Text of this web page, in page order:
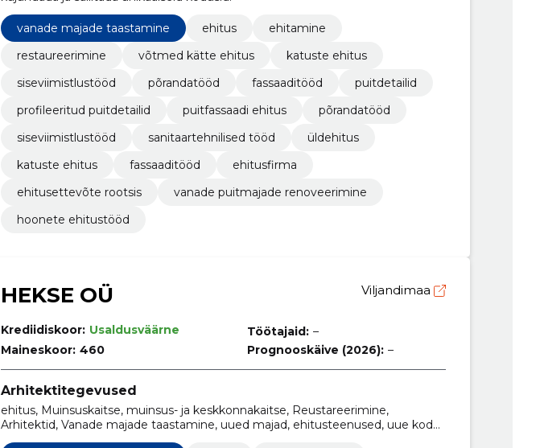
vanade majade taastamine ehitus
ehitamine
restaureerimine
võtmed kätte ehitus
katuste ehitus
siseviimistlustööd
põrandatööd fassaaditööd
puitdetailid
profileeritud puitdetailid
puitfassaadi ehitus
põrandatööd
siseviimistlustööd
sanitaartehnilised tööd
üldehitus
katuste ehitus
fassaaditööd
ehitusfirma
ehitusettevõte rootsis
vanade puitmajade renoveerimine
hoonete ehitustööd
HEKSE OÜ Viljandimaa
Krediidiskoor: Usaldusväärne
Maineskoor: 460
Töötajaid: –
Prognooskäive (2026): –
Arhitektitegevused
ehitus, Muinsuskaitse, muinsus- ja keskkonnakaitse, Reustareerimine,
Arhitektid, Vanade majade taastamine, uued majad, ehitusteenused, uue kodu
ehitus, keskkonnasõbralikud ehituspraktikad